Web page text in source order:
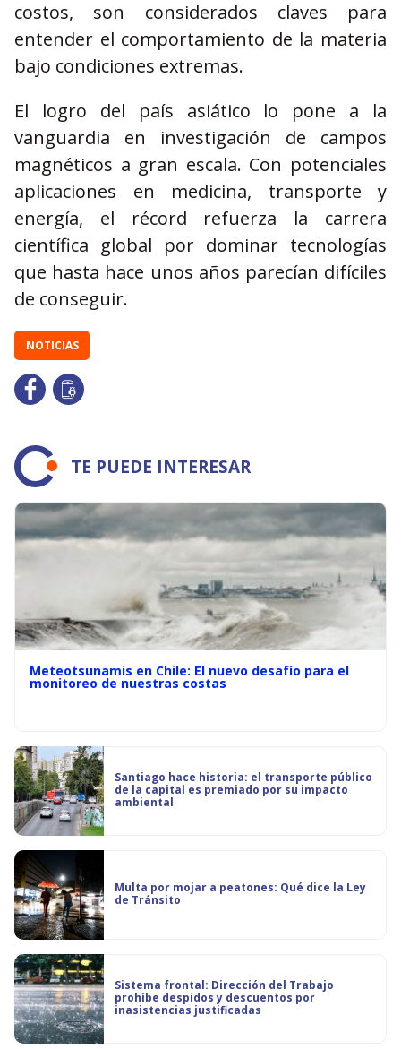
costos, son considerados claves para
entender el comportamiento de la materia
bajo condiciones extremas.
El logro del país asiático lo pone a la
vanguardia en investigación de campos
magnéticos a gran escala. Con potenciales
aplicaciones en medicina, transporte y
energía, el récord refuerza la carrera
científica global por dominar tecnologías
que hasta hace unos años parecían difíciles
de conseguir.
NOTICIAS
TE PUEDE INTERESAR
Meteotsunamis en Chile: El nuevo desafío para el
monitoreo de nuestras costas
Santiago hace historia: el transporte público
de la capital es premiado por su impacto
ambiental
Multa por mojar a peatones: Qué dice la Ley
de Tránsito
Sistema frontal: Dirección del Trabajo
prohíbe despidos y descuentos por
inasistencias justificadas